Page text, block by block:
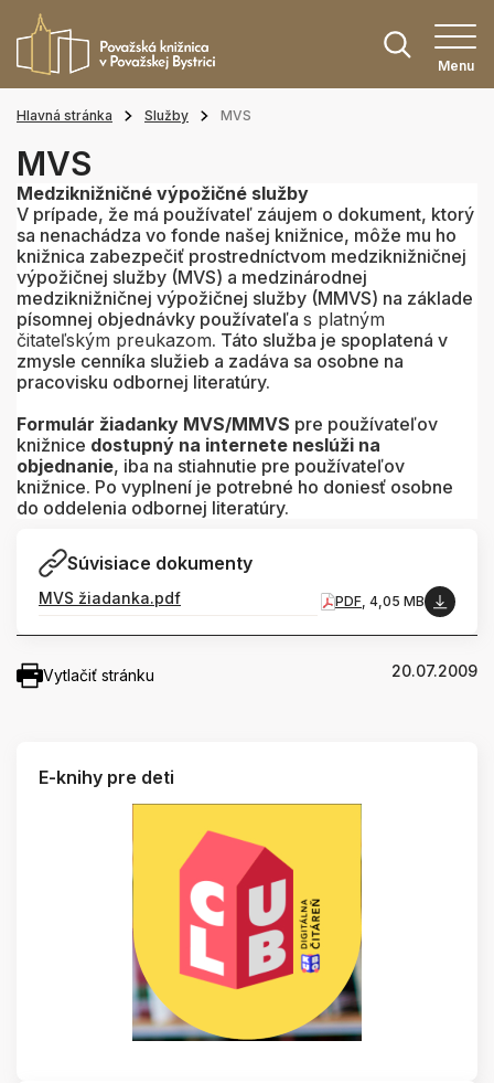
Menu
Hlavná stránka Služby MVS
MVS
Medziknižničné výpožičné služby
V prípade, že má používateľ záujem o dokument, ktorý
sa nenachádza vo fonde našej knižnice, môže mu ho
knižnica zabezpečiť prostredníctvom medziknižničnej
výpožičnej služby (MVS) a medzinárodnej
medziknižničnej výpožičnej služby (MMVS) na základe
písomnej objednávky používateľa s platným
čitateľským preukazom. Táto služba je spoplatená v
zmysle cenníka služieb a zadáva sa osobne na
pracovisku odbornej literatúry.
Formulár žiadanky MVS/MMVS pre používateľov
knižnice dostupný na internete neslúži na
objednanie, iba na stiahnutie pre používateľov
knižnice. Po vyplnení je potrebné ho doniesť osobne
do oddelenia odbornej literatúry.
Súvisiace dokumenty
MVS žiadanka.pdf PDF, 4,05 MB
Vytlačiť stránku 20.07.2009
E-knihy pre deti